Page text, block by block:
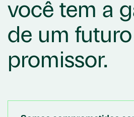
você tem a
de um
promissor.